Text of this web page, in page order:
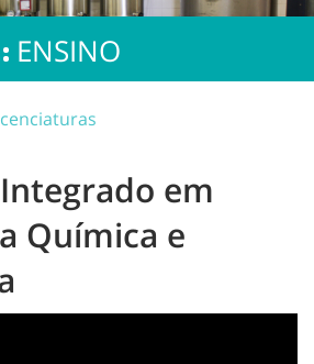
ENSINO
em
Química e